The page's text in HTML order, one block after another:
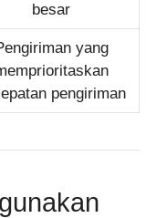
besar
yang
pengiriman